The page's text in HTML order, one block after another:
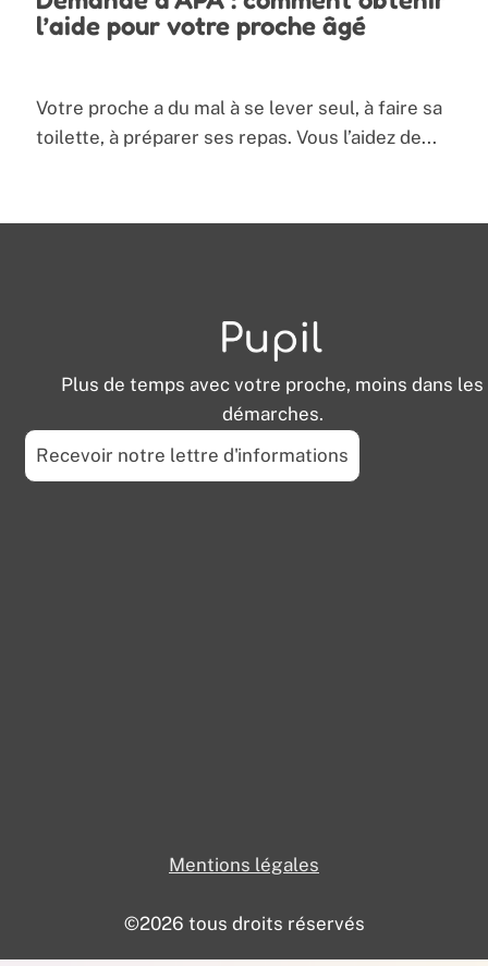
l’aide pour votre proche âgé
Votre proche a du mal à se lever seul, à faire sa
toilette, à préparer ses repas. Vous l’aidez de...
Plus de temps avec votre proche, moins dans les
démarches.
Recevoir notre lettre d'informations
©2026 tous droits réservés
Mentions légales